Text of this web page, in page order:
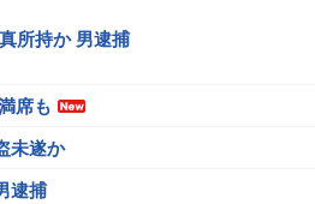
所持か 男逮捕
席も
未遂か
逮捕